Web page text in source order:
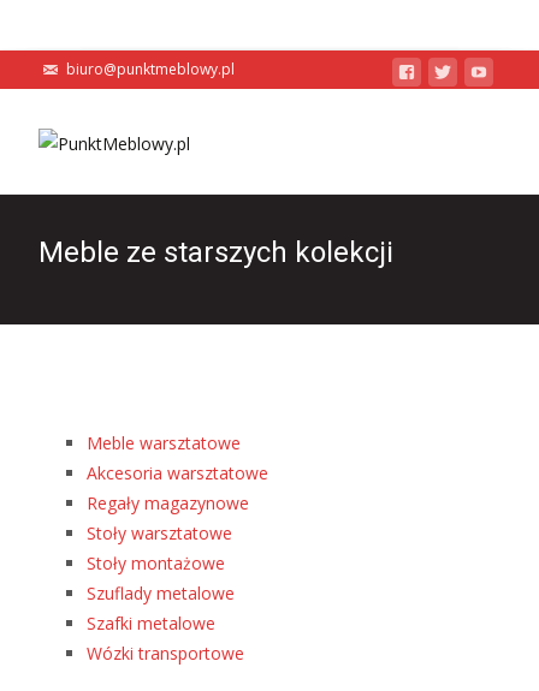
biuro@punktmeblowy.pl
Meble ze starszych kolekcji
Meble warsztatowe
Akcesoria warsztatowe
Regały magazynowe
Stoły warsztatowe
Stoły montażowe
Szuflady metalowe
Szafki metalowe
Wózki transportowe